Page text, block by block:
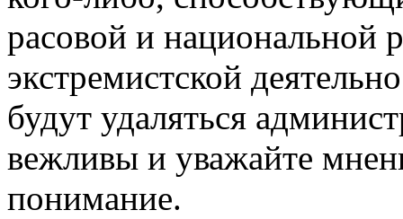
расовой и национальной
экстремистской
будут удаляться
вежливы и уважайте
понимание.